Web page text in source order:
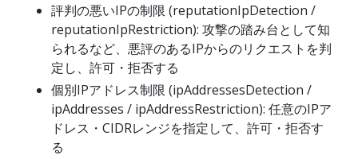
評判の悪いIPの制限 (reputationIpDetection /
reputationIpRestriction): 攻撃の踏み台として知
られるなど、悪評のあるIPからのリクエストを判
定し、許可・拒否する
個別IPアドレス制限 (ipAddressesDetection /
ipAddresses / ipAddressRestriction): 任意のIPア
ドレス・CIDRレンジを指定して、許可・拒否す
る